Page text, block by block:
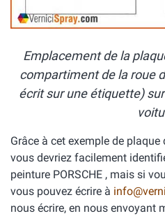
Emplacement de la
compartiment de la roue
écrit sur une étiquette)
Grâce à cet exemple de
vous devriez facilement
peinture PORSCHE , mais si
vous pouvez écrire à
nous écrire, en nous envoyant